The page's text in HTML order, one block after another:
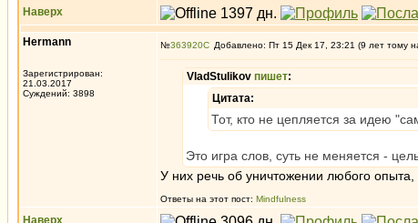
Наверх
Hermann
Зарегистрирован:
21.03.2017
Суждений: 3898
№363920 Добавлено: Пт 15 Дек 17, 23:21 (9 лет тому
VladStulikov пишет:
Цитата:
Тот, кто не цепляется за идею
Это игра слов, суть не меняется -
У них речь об уничтожении любого опыта,
Ответы на этот пост: Mindfulness
Наверх